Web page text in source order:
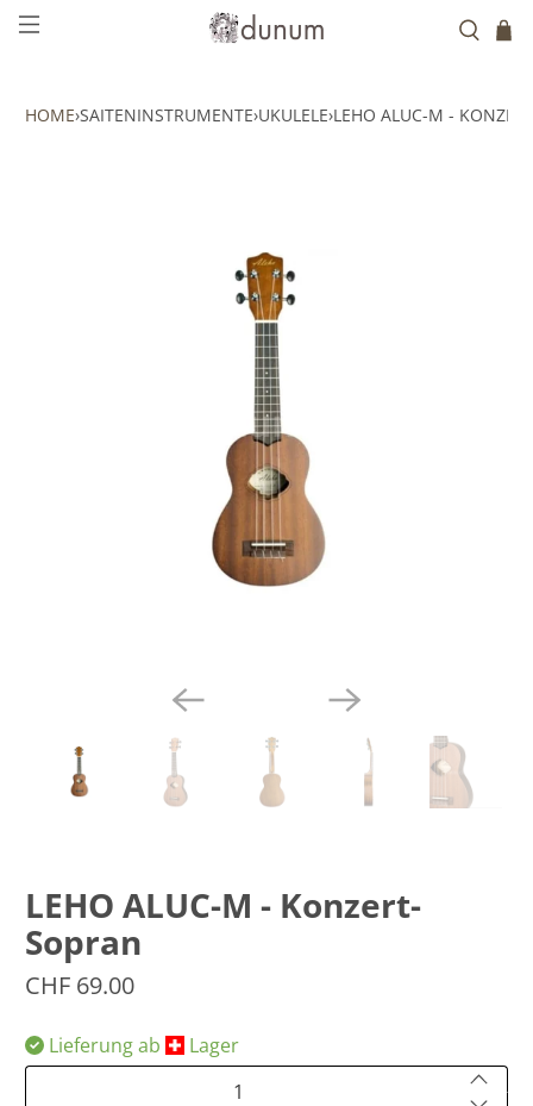
HOME›SAITENINSTRUMENTE›UKULELE›LEHO ALUC-M -
LEHO ALUC-M - Konzert-
Sopran
CHF 69.00
Lieferung ab
​Lager